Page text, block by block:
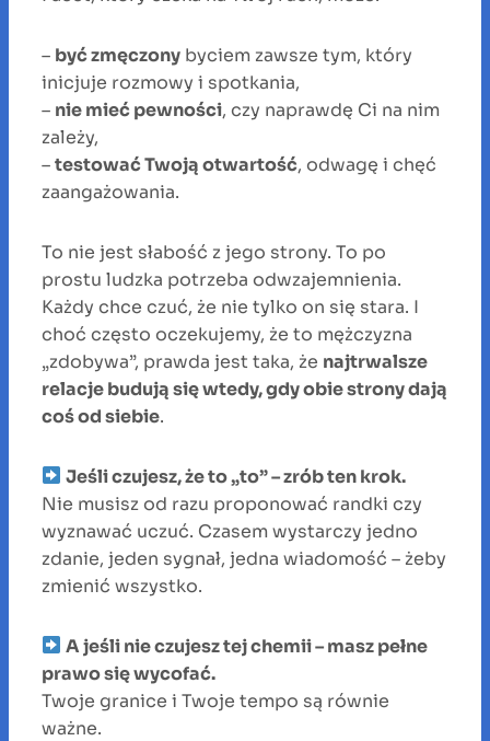
– być zmęczony byciem zawsze tym, który
inicjuje rozmowy i spotkania,
– nie mieć pewności, czy naprawdę Ci na nim
zależy,
–testować Twoją otwartość, odwagę i chęć
zaangażowania.
To nie jest słabość z jego strony. To po
prostu ludzka potrzeba odwzajemnienia.
Każdy chce czuć, że nie tylko on się stara. I
choć często oczekujemy, że to mężczyzna
„zdobywa”, prawda jest taka, że najtrwalsze
relacje budują się wtedy, gdy obie strony dają
coś od siebie.
Jeśli czujesz, że to „to” – zrób ten krok.
Nie musisz od razu proponować randki czy
wyznawać uczuć. Czasem wystarczy jedno
zdanie, jeden sygnał, jedna wiadomość – żeby
zmienić wszystko.
A jeśli nie czujesz tej chemii – masz pełne
prawo się wycofać.
Twoje granice i Twoje tempo są równie
ważne.